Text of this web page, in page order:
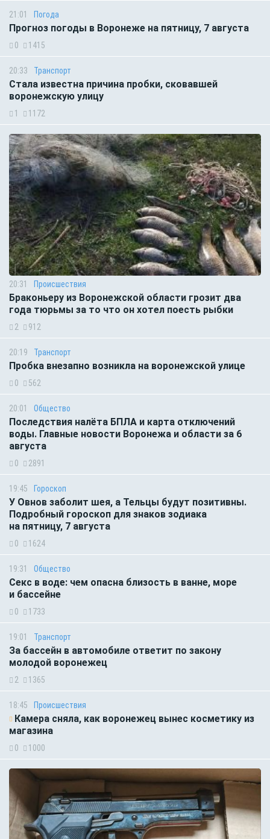
21:01 Погода
Прогноз погоды в Воронеже на пятницу, 7 августа
0 1415
20:33 Транспорт
Стала известна причина пробки, сковавшей
воронежскую улицу
1 1172
20:31 Происшествия
Браконьеру из Воронежской области грозит два
года тюрьмы за то что он хотел поесть рыбки
2 912
20:19 Транспорт
Пробка внезапно возникла на воронежской улице
0 562
20:01 Общество
Последствия налёта БПЛА и карта отключений
воды. Главные новости Воронежа и области за 6
августа
0 2891
19:45 Гороскоп
У Овнов заболит шея, а Тельцы будут позитивны.
Подробный гороскоп для знаков зодиака
на пятницу, 7 августа
0 1624
19:31 Общество
Секс в воде: чем опасна близость в ванне, море
и бассейне
0 1733
19:01 Транспорт
За бассейн в автомобиле ответит по закону
молодой воронежец
2 1365
18:45 Происшествия
Камера сняла, как воронежец вынес косметику из
магазина
0 1000